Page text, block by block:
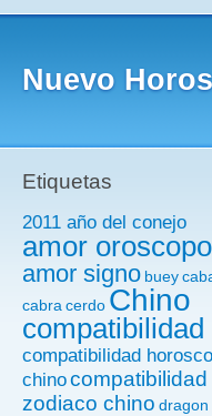
Nuevo
Etiquetas
2011 año del conejo
amor oroscopo
amor signo buey
cabra cerdoChino
compatibilidad
compatibilidad
chinocompatibilidad
zodiaco chino dragon